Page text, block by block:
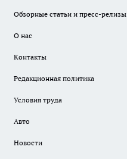
Обзорные статьи и пресс-релизы
О нас
Контакты
Редакционная политика
Условия труда
Авто
Новости